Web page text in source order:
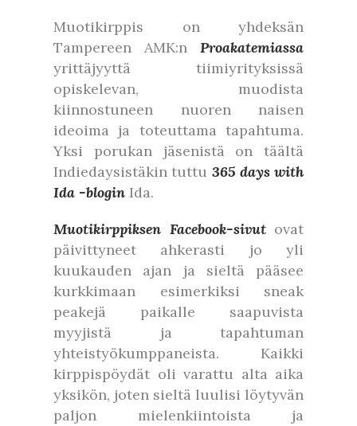
Muotikirppis on yhdeksän
Tampereen AMK:n Proakatemiassa
yrittäjyyttä tiimiyrityksissä
opiskelevan, muodista
kiinnostuneen nuoren naisen
ideoima ja toteuttama tapahtuma.
Yksi porukan jäsenistä on täältä
Indiedaysistäkin tuttu 365 days with
Ida -blogin Ida.
Muotikirppiksen Facebook-sivutovat
päivittyneet ahkerasti jo yli
kuukauden ajan ja sieltä pääsee
kurkkimaan esimerkiksi sneak
peakejä paikalle saapuvista
myyjistä ja tapahtuman
yhteistyökumppaneista. Kaikki
kirppispöydät oli varattu alta aika
yksikön, joten sieltä luulisi löytyvän
paljon mielenkiintoista ja